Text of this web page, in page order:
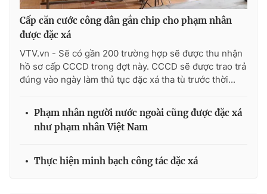
Ðiện thoại Thời báo VTV:024.66 897 897
Email:toasoan@vtv.vn
Liên hệ quảng cáo:
Cấp căn cước công dân gắn chip cho phạm nhân
được đặc xá
VTV.vn - Sẽ có gần 200 trường hợp sẽ được thu nhận
hồ sơ cấp CCCD trong đợt này. CCCD sẽ được trao trả
đúng vào ngày làm thủ tục đặc xá tha tù trước thời...
Phạm nhân người nước ngoài cũng được đặc xá
như phạm nhân Việt Nam
Thực hiện minh bạch công tác đặc xá